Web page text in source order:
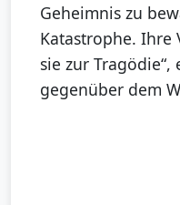
Geheimnis zu
Katastrophe. Ihre
sie zur
gegenüber dem